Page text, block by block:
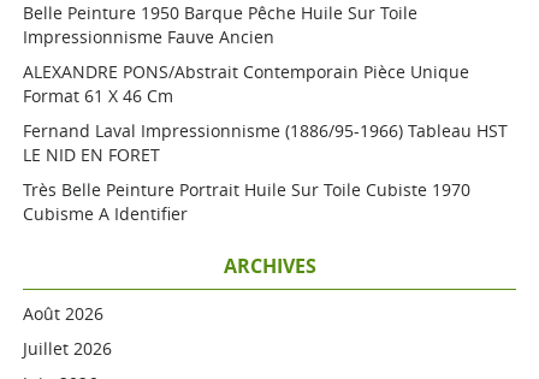
Belle Peinture 1950 Barque Pêche Huile Sur Toile
Impressionnisme Fauve Ancien
ALEXANDRE PONS/Abstrait Contemporain Pièce Unique
Format 61 X 46 Cm
Fernand Laval Impressionnisme (1886/95-1966) Tableau HST
LE NID EN FORET
Très Belle Peinture Portrait Huile Sur Toile Cubiste 1970
Cubisme A Identifier
ARCHIVES
Août 2026
Juillet 2026